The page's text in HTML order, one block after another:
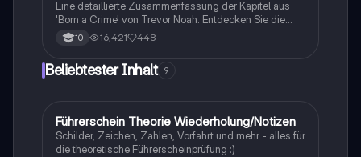
Eine detaillierte Zusammenfassung der Kapitel aus
'Born a Crime' von Trevor Noah. Entdecken Sie die
Herausforderungen und Erfahrungen, die Trevor als
Kind einer gemischtrassigen Familie in Südafrika
während der Apartheid durchlebt hat. Diese
Zusammenfassung beleuchtet zentrale Themen wie
historischen Kontexten des Buches
auseinandersetzen möchten.
10 16,421 448
Beliebtester Inhalt 9
Lerntipps
Führerschein Theorie Wiederholung/Notizen
Schilder, Zeichen, Zahlen, Vorfahrt und mehr - alles für
die theoretische Führerscheinprüfung :)